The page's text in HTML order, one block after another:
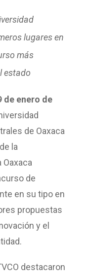
lugares en
más
estado
de enero de
de Oaxaca
la
de
en su tipo en
propuestas
y el
destacaron